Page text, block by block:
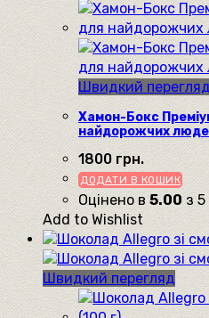
Швидкий перегляд
Хамон-Бокс
найдорожчих
1800 грн.
ДОДАТИ В КОШИК
Оцінено в 5.00 з 5
Add to Wishlist
Швидкий перегляд